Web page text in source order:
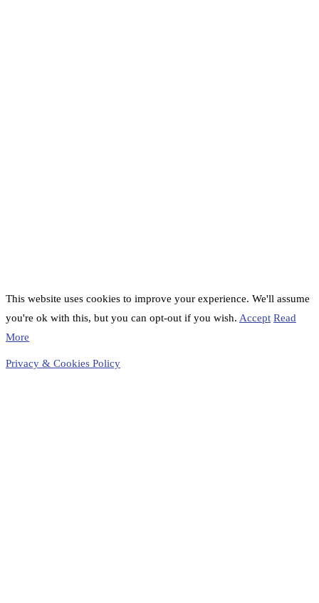
This website uses cookies to improve your experience. We'll assume
you're ok with this, but you can opt-out if you wish. Accept Read
More
Privacy & Cookies Policy